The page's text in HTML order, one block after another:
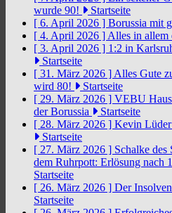
wurde 90!
Startseite
[ 6. April 2026 ] Borussia mit
[ 4. April 2026 ] Alles in allem
[ 3. April 2026 ] 1:2 in
Startseite
[ 31. März 2026 ] Alles Gute
wird 80!
Startseite
[ 29. März 2026 ] VEBU
der Borussia
Startseite
[ 28. März 2026 ] Kevin
Startseite
[ 27. März 2026 ] Schalke des
dem Ruhrpott: Erlösung nach
Startseite
[ 26. März 2026 ] Der
Startseite